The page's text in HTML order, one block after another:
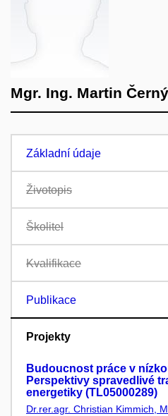
Mgr. Ing. Martin Černý
Základní údaje
Životopis
Školitel
Kvalifikace
Publikace
Projekty
Budoucnost práce v
Perspektivy spravedlivé
energetiky (TL05000289)
Dr.rer.agr. Christian Kimmich,